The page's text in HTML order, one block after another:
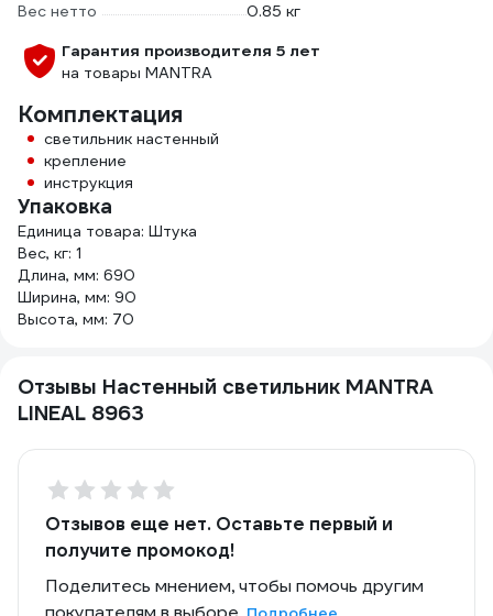
Вес нетто
0.85 кг
Гарантия производителя 5 лет
на товары MANTRA
Комплектация
светильник настенный
крепление
инструкция
Упаковка
Единица товара: Штука
Вес, кг: 1
Длина, мм: 690
Ширина, мм: 90
Высота, мм: 70
Отзывы Настенный светильник MANTRA
LINEAL 8963
Отзывов еще нет. Оставьте первый и
получите промокод!
Поделитесь мнением, чтобы помочь другим